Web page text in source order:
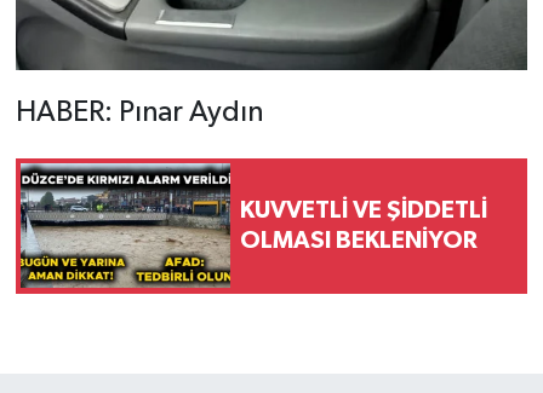
HABER: Pınar Aydın
KUVVETLİ VE ŞİDDETLİ
OLMASI BEKLENİYOR